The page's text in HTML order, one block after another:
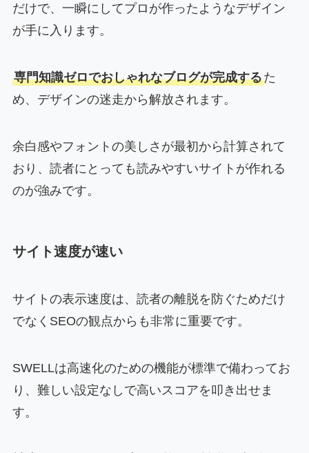
だけで、一瞬にしてプロが作ったようなデザイン
が手に入ります。
専門知識ゼロでおしゃれなブログが完成するた
め、デザインの迷走から解放されます。
余白感やフォントの美しさが最初から計算されて
おり、読者にとっても読みやすいサイトが作れる
のが強みです。
サイト速度が速い
サイトの表示速度は、読者の離脱を防ぐためだけ
でなくSEOの観点からも非常に重要です。
SWELLは高速化のための機能が標準で備わってお
り、難しい設定なしで高いスコアを叩き出せま
す。